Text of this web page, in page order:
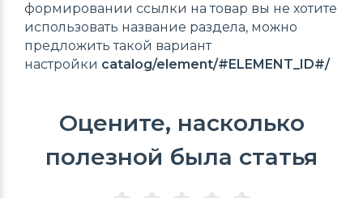
формировании ссылки на товар вы не хотите
использовать название раздела, можно
предложить такой вариант
настройки catalog/element/#ELEMENT_ID#/
Оцените, насколько
полезной была статья